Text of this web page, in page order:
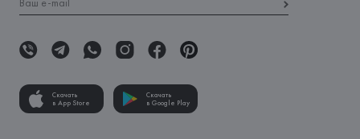
Скачать
в App Store
Скачать
в Google Play